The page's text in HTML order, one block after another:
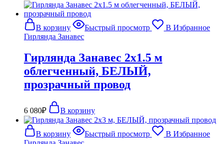
В корзину Быстрый просмотр
В Избранное
Гирлянда Занавес
Гирлянда Занавес 2х1.5 м
облегченный, БЕЛЫЙ,
прозрачный провод
6 080₽ В корзину
В корзину Быстрый просмотр
В Избранное